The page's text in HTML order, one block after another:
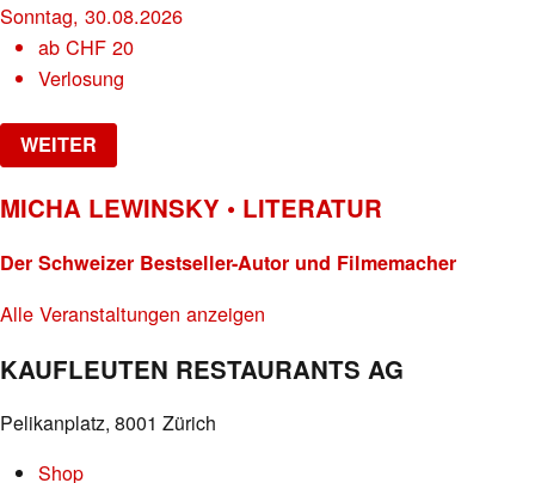
Sonntag, 30.08.2026
abCHF 20
Verlosung
WEITER
MICHA LEWINSKY • LITERATUR
Der Schweizer Bestseller-Autor und Filmemacher
Alle Veranstaltungen anzeigen
KAUFLEUTEN RESTAURANTS AG
Pelikanplatz, 8001 Zürich
Shop